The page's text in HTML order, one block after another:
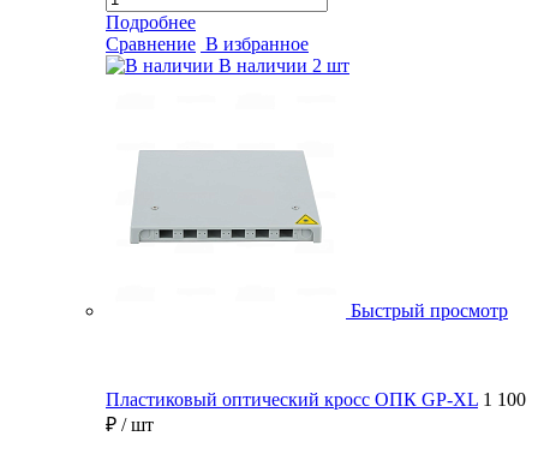
Подробнее
Сравнение В избранное
В наличии 2 шт
Быстрый просмотр
Пластиковый оптический кросс ОПК GP-XL 1 100
₽ / шт